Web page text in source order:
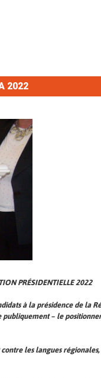
2022
PRÉSIDENTIELLE 2022
à la présidence de la
– le
les langues